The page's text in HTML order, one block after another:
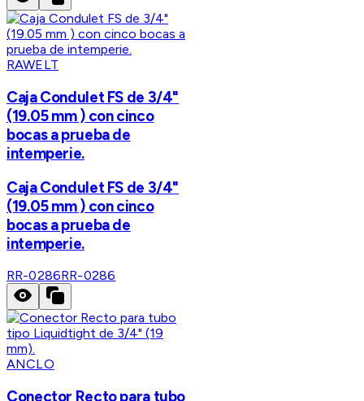
RAWELT
Caja Condulet FS de 3/4"
(19.05 mm ) con cinco
bocas a prueba de
intemperie.
Caja Condulet FS de 3/4"
(19.05 mm ) con cinco
bocas a prueba de
intemperie.
RR-0286RR-0286
ANCLO
Conector Recto para tubo